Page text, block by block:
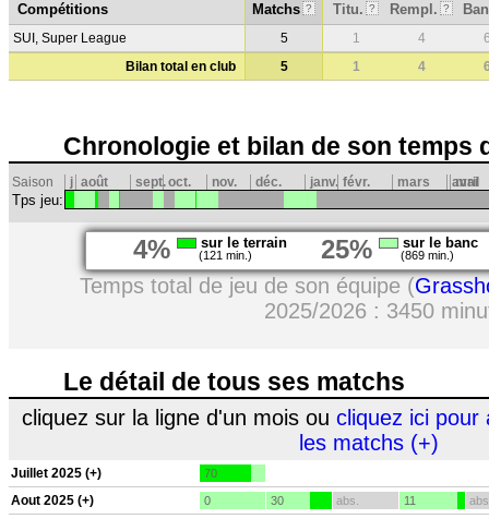
Compétitions Matchs ? Titu. ? Rempl. ?
SUI, Super League 5 1 4
Bilan total en club
5 1 4
Chronologie et bilan de son temps
Saison j août sept.oct. nov. déc. janv. févr. mars avril
mai
Tps jeu:
4% sur le terrain
(121 min.) 25% sur le banc
(869 min.)
Temps total de jeu de son équipe (
2025/2026 : 3450
Le détail de tous ses matchs
cliquez sur la ligne d'un mois ou cliquez ici pour
les matchs (+)
Juillet 2025 (+) 70
Aout 2025 (+) 0 30 abs. 11